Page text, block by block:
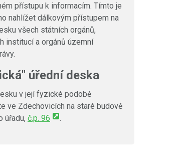
přístupu k informacím. Tímto je
nahlížet dálkovým přístupem na
všech státních orgánů,
institucí a orgánů územní
úřední deska
v její fyzické podobě
ve Zdechovicích na staré budově
úřadu, č.p. 96 .